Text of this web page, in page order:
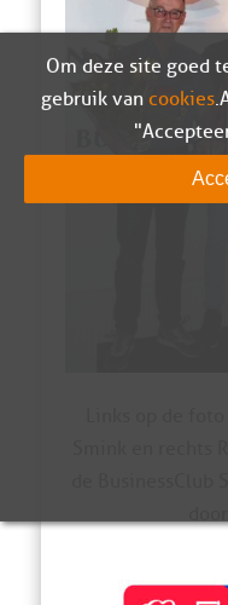
Om deze site goed
gebruik van cookies.